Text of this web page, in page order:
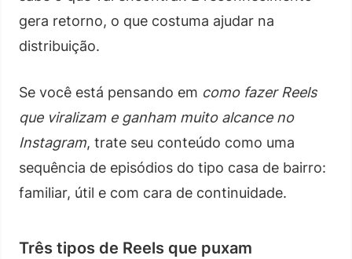
gera retorno, o que costuma ajudar na
distribuição.
Se você está pensando em como fazer Reels
que viralizam e ganham muito alcance no
Instagram, trate seu conteúdo como uma
sequência de episódios do tipo casa de bairro:
familiar, útil e com cara de continuidade.
Três tipos de Reels que puxam